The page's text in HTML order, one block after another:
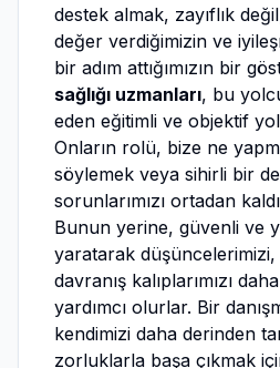
destek almak, zayıflık
değer verdiğimizin ve
bir adım attığımızın bir
sağlığı uzmanları, bu
eden eğitimli ve objektif yol
Onların rolü, bize ne
söylemek veya sihirli bir
sorunlarımızı ortadan
Bunun yerine, güvenli ve
yaratarak düşüncelerimizi,
davranış kalıplarımızı
yardımcı olurlar. Bir
kendimizi daha derinden
zorluklarla başa çıkmak